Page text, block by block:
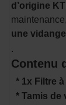
d’origine
une
.
Contenu
* 1x Filtre
* Tamis de